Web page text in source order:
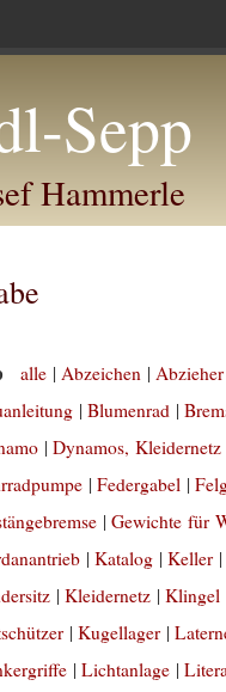
Sepp
Hammerle
alle |Abzeichen |
|Blumenrad |
|Dynamos, Kleidernetz
|Federgabel |
|Gewichte für
|Katalog |Keller
|Kleidernetz |Klingel
|Kugellager |
|Lichtanlage |